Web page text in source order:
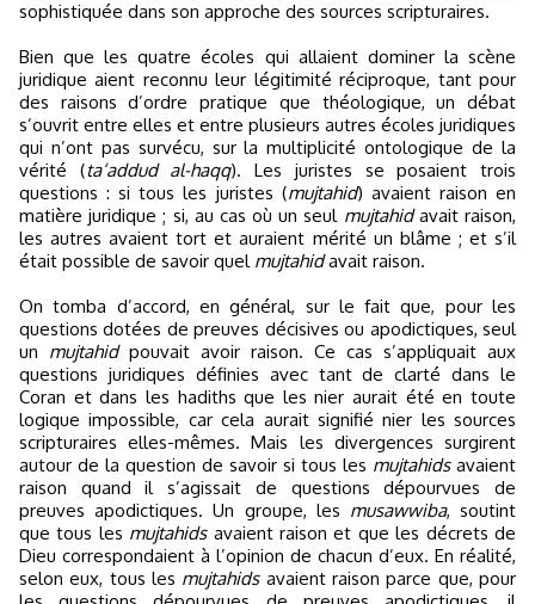
sophistiquée dans son approche des sources scripturaires.
Bien que les quatre écoles qui allaient dominer la scène
juridique aient reconnu leur légitimité réciproque, tant pour
des raisons d’ordre pratique que théologique, un débat
s’ouvrit entre elles et entre plusieurs autres écoles juridiques
qui n’ont pas survécu, sur la multiplicité ontologique de la
vérité (ta‘addud al-haqq). Les juristes se posaient trois
questions : si tous les juristes (mujtahid) avaient raison en
matière juridique ; si, au cas où un seul mujtahidavait raison,
les autres avaient tort et auraient mérité un blâme ; et s’il
était possible de savoir quel mujtahidavait raison.
On tomba d’accord, en général, sur le fait que, pour les
questions dotées de preuves décisives ou apodictiques, seul
un mujtahidpouvait avoir raison. Ce cas s’appliquait aux
questions juridiques définies avec tant de clarté dans le
Coran et dans les hadiths que les nier aurait été en toute
logique impossible, car cela aurait signifié nier les sources
scripturaires elles-mêmes. Mais les divergences surgirent
autour de la question de savoir si tous les mujtahidsavaient
raison quand il s’agissait de questions dépourvues de
preuves apodictiques. Un groupe, les musawwiba, soutint
que tous les mujtahidsavaient raison et que les décrets de
Dieu correspondaient à l’opinion de chacun d’eux. En réalité,
selon eux, tous les mujtahidsavaient raison parce que, pour